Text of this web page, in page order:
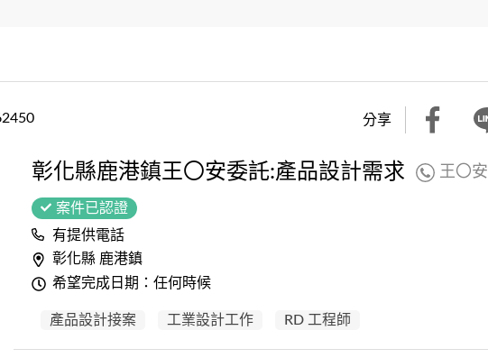
分享
彰化縣鹿港鎮王〇安委託:產品設計需求 王〇安
案件已認證
有提供電話
彰化縣 鹿港鎮
希望完成日期：任何時候
產品設計接案 工業設計工作 RD 工程師